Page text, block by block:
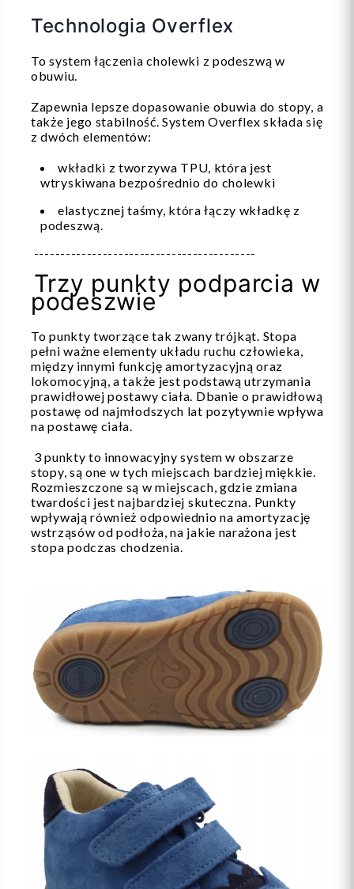
Technologia Overflex
To system łączenia cholewki z podeszwą w
obuwiu.
Zapewnia lepsze dopasowanie obuwia do stopy, a
także jego stabilność. System Overflex składa się
z dwóch elementów:
wkładki z tworzywa TPU, która jest
wtryskiwana bezpośrednio do cholewki
elastycznej taśmy, która łączy wkładkę z
podeszwą.
------------------------------------------
Trzy punkty podparcia w
podeszwie
To punkty tworzące tak zwany trójkąt. Stopa
pełni ważne elementy układu ruchu człowieka,
między innymi funkcję amortyzacyjną oraz
lokomocyjną, a także jest podstawą utrzymania
prawidłowej postawy ciała. Dbanie o prawidłową
postawę od najmłodszych lat pozytywnie wpływa
na postawę ciała.
3 punkty to innowacyjny system w obszarze
stopy, są one w tych miejscach bardziej miękkie.
Rozmieszczone są w miejscach, gdzie zmiana
twardości jest najbardziej skuteczna. Punkty
wpływają również odpowiednio na amortyzację
wstrząsów od podłoża, na jakie narażona jest
stopa podczas chodzenia.